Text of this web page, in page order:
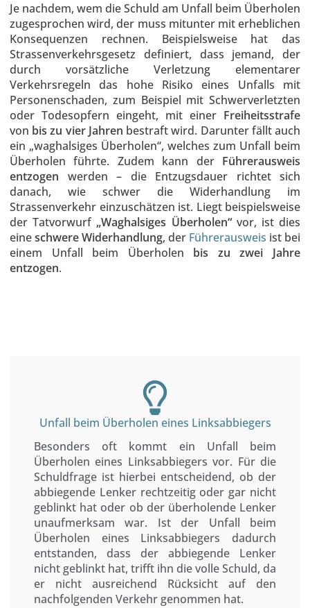
Je nachdem, wem die Schuld am Unfall beim Überholen
zugesprochen wird, der muss mitunter mit erheblichen
Konsequenzen rechnen. Beispielsweise hat das
Strassenverkehrsgesetz definiert, dass jemand, der
durch vorsätzliche Verletzung elementarer
Verkehrsregeln das hohe Risiko eines Unfalls mit
Personenschaden, zum Beispiel mit Schwerverletzten
oder Todesopfern eingeht, mit einer Freiheitsstrafe
von bis zu vier Jahren bestraft wird. Darunter fällt auch
ein „waghalsiges Überholen“, welches zum Unfall beim
Überholen führte. Zudem kann der Führerausweis
entzogen werden – die Entzugsdauer richtet sich
danach, wie schwer die Widerhandlung im
Strassenverkehr einzuschätzen ist. Liegt beispielsweise
der Tatvorwurf „Waghalsiges Überholen“vor, ist dies
eineschwere Widerhandlung, der Führerausweis ist bei
einem Unfall beim Überholen bis zu zwei Jahre
entzogen.
Unfall beim Überholen eines Linksabbiegers
Besonders oft kommt ein Unfall beim
Überholen eines Linksabbiegers vor. Für die
Schuldfrage ist hierbei entscheidend, ob der
abbiegende Lenker rechtzeitig oder gar nicht
geblinkt hat oder ob der überholende Lenker
unaufmerksam war. Ist der Unfall beim
Überholen eines Linksabbiegers dadurch
entstanden, dass der abbiegende Lenker
nicht geblinkt hat, trifft ihn die volle Schuld, da
er nicht ausreichend Rücksicht auf den
nachfolgenden Verkehr genommen hat.